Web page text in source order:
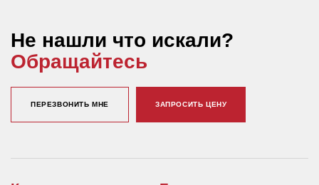
Не нашли что искали?
Обращайтесь
ПЕРЕЗВОНИТЬ МНЕ ЗАПРОСИТЬ ЦЕНУ